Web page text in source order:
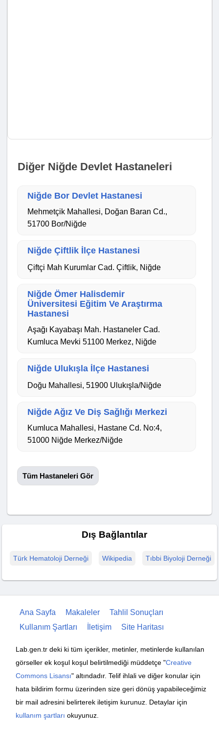
Diğer Niğde Devlet Hastaneleri
Niğde Bor Devlet Hastanesi
Mehmetçik Mahallesi, Doğan Baran Cd.,
51700 Bor/Niğde
Niğde Çiftlik İlçe Hastanesi
Çiftçi Mah Kurumlar Cad. Çiftlik, Niğde
Niğde Ömer Halisdemir
Üniversitesi Eğitim Ve Araştırma
Hastanesi
Aşağı Kayabaşı Mah. Hastaneler Cad.
Kumluca Mevki 51100 Merkez, Niğde
Niğde Ulukışla İlçe Hastanesi
Doğu Mahallesi, 51900 Ulukışla/Niğde
Niğde Ağız Ve Diş Sağlığı Merkezi
Kumluca Mahallesi, Hastane Cd. No:4,
51000 Niğde Merkez/Niğde
Tüm Hastaneleri Gör
Dış Bağlantılar
Türk Hematoloji Derneği Wikipedia Tıbbi Biyoloji Derneği
Ana Sayfa Makaleler
Tahlil Sonuçları
Kullanım Şartları
İletişim Site Haritası
Lab.gen.tr deki ki tüm içerikler, metinler, metinlerde kullanılan
görseller ek koşul koşul belirtilmediği müddetçe "Creative
Commons Lisansı" altındadır. Telif ihlali ve diğer konular için
hata bildirim formu üzerinden size geri dönüş yapabileceğimiz
bir mail adresini belirterek iletişim kurunuz. Detaylar için
kullanım şartları okuyunuz.